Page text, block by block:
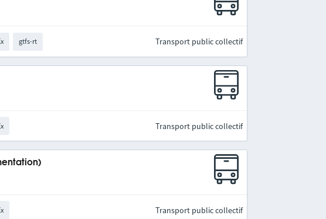
gtfs-rt Transport public collectif
Transport public collectif
Transport public collectif